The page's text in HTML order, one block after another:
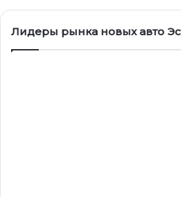
Лидеры рынка новых авто